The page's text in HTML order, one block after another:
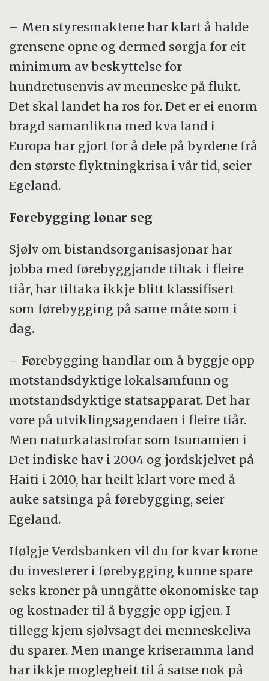
– Men styresmaktene har klart å halde
grensene opne og dermed sørgja for eit
minimum av beskyttelse for
hundretusenvis av menneske på flukt.
Det skal landet ha ros for. Det er ei enorm
bragd samanlikna med kva land i
Europa har gjort for å dele på byrdene frå
den største flyktningkrisa i vår tid, seier
Egeland.
Førebygging lønar seg
Sjølv om bistandsorganisasjonar har
jobba med førebyggjande tiltak i fleire
tiår, har tiltaka ikkje blitt klassifisert
som førebygging på same måte som i
dag.
– Førebygging handlar om å byggje opp
motstandsdyktige lokalsamfunn og
motstandsdyktige statsapparat. Det har
vore på utviklingsagendaen i fleire tiår.
Men naturkatastrofar som tsunamien i
Det indiske hav i 2004 og jordskjelvet på
Haiti i 2010, har heilt klart vore med å
auke satsinga på førebygging, seier
Egeland.
Ifølgje Verdsbanken vil du for kvar krone
du investerer i førebygging kunne spare
seks kroner på unngåtte økonomiske tap
og kostnader til å byggje opp igjen. I
tillegg kjem sjølvsagt dei menneskeliva
du sparer. Men mange kriseramma land
har ikkje moglegheit til å satse nok på